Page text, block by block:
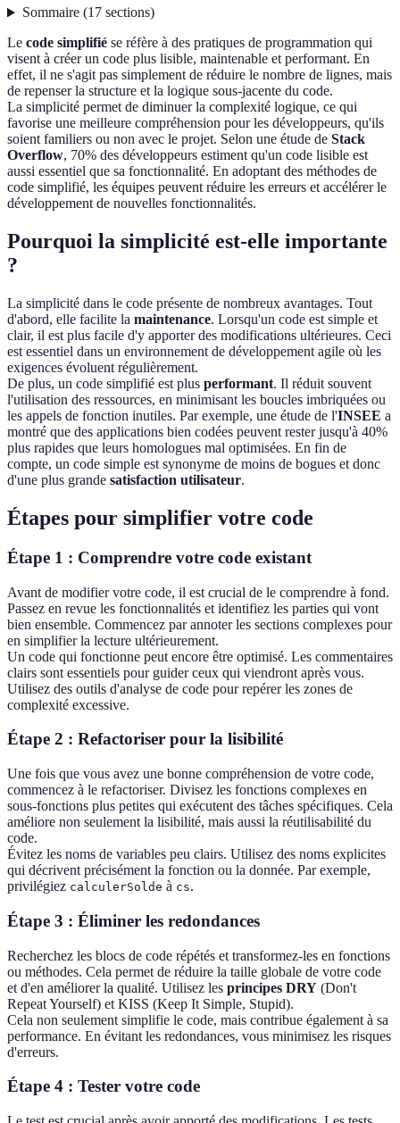
Sommaire(17 sections)
Le code simplifié se réfère à des pratiques de programmation qui
visent à créer un code plus lisible, maintenable et performant. En
effet, il ne s'agit pas simplement de réduire le nombre de lignes, mais
de repenser la structure et la logique sous-jacente du code.
La simplicité permet de diminuer la complexité logique, ce qui
favorise une meilleure compréhension pour les développeurs, qu'ils
soient familiers ou non avec le projet. Selon une étude de Stack
Overflow, 70% des développeurs estiment qu'un code lisible est
aussi essentiel que sa fonctionnalité. En adoptant des méthodes de
code simplifié, les équipes peuvent réduire les erreurs et accélérer le
développement de nouvelles fonctionnalités.
Pourquoi la simplicité est-elle importante
?
La simplicité dans le code présente de nombreux avantages. Tout
d'abord, elle facilite la maintenance. Lorsqu'un code est simple et
clair, il est plus facile d'y apporter des modifications ultérieures. Ceci
est essentiel dans un environnement de développement agile où les
exigences évoluent régulièrement.
De plus, un code simplifié est plus performant. Il réduit souvent
l'utilisation des ressources, en minimisant les boucles imbriquées ou
les appels de fonction inutiles. Par exemple, une étude de l'INSEE a
montré que des applications bien codées peuvent rester jusqu'à 40%
plus rapides que leurs homologues mal optimisées. En fin de
compte, un code simple est synonyme de moins de bogues et donc
d'une plus grande satisfaction utilisateur.
Étapes pour simplifier votre code
Étape 1 : Comprendre votre code existant
Avant de modifier votre code, il est crucial de le comprendre à fond.
Passez en revue les fonctionnalités et identifiez les parties qui vont
bien ensemble. Commencez par annoter les sections complexes pour
en simplifier la lecture ultérieurement.
Un code qui fonctionne peut encore être optimisé. Les commentaires
clairs sont essentiels pour guider ceux qui viendront après vous.
Utilisez des outils d'analyse de code pour repérer les zones de
complexité excessive.
Étape 2 : Refactoriser pour la lisibilité
Une fois que vous avez une bonne compréhension de votre code,
commencez à le refactoriser. Divisez les fonctions complexes en
sous-fonctions plus petites qui exécutent des tâches spécifiques. Cela
améliore non seulement la lisibilité, mais aussi la réutilisabilité du
code.
Évitez les noms de variables peu clairs. Utilisez des noms explicites
qui décrivent précisément la fonction ou la donnée. Par exemple,
privilégiez calculerSolde à cs.
Étape 3 : Éliminer les redondances
Recherchez les blocs de code répétés et transformez-les en fonctions
ou méthodes. Cela permet de réduire la taille globale de votre code
et d'en améliorer la qualité. Utilisez les principes DRY (Don't
Repeat Yourself) et KISS (Keep It Simple, Stupid).
Cela non seulement simplifie le code, mais contribue également à sa
performance. En évitant les redondances, vous minimisez les risques
d'erreurs.
Étape 4 : Tester votre code